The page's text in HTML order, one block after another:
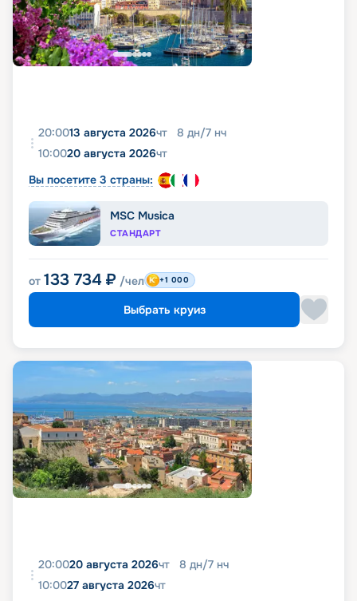
20:0013 августа 2026чт 8 дн/7 нч
10:0020 августа 2026чт
Вы посетите 3 страны:
MSC Musica
СТАНДАРТ
от 133 734 ₽ /чел +1 000
Выбрать круиз
20:0020 августа 2026чт 8 дн/7 нч
10:0027 августа 2026чт